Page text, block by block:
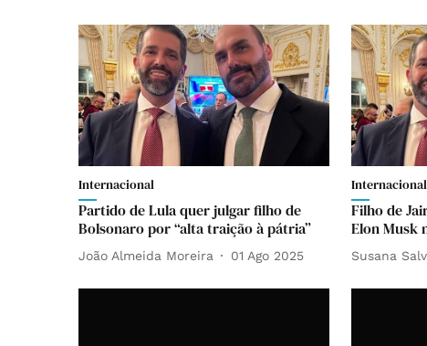
Internacional
Partido de Lula quer julgar filho de
Bolsonaro por “alta traição à pátria”
João Almeida Moreira 01 Ago 2025
Internacional
Filho de
Elon Musk
Susana